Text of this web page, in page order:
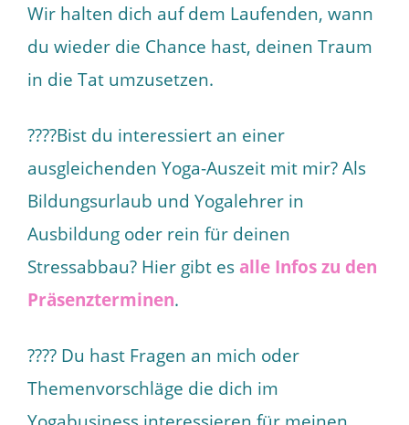
Wir halten dich auf dem Laufenden, wann
du wieder die Chance hast, deinen Traum
in die Tat umzusetzen.
????Bist du interessiert an einer
ausgleichenden Yoga-Auszeit mit mir? Als
Bildungsurlaub und Yogalehrer in
Ausbildung oder rein für deinen
Stressabbau? Hier gibt es alle Infos zu den
Präsenzterminen.
???? Du hast Fragen an mich oder
Themenvorschläge die dich im